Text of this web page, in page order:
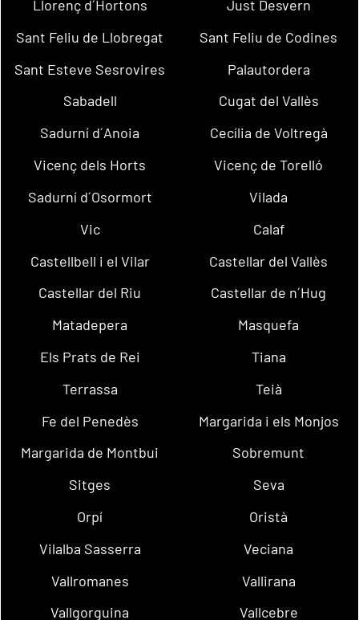
Llorenç d´Hortons
Just Desvern
Sant Feliu de Llobregat
Sant Feliu de Codines
Sant Esteve Sesrovires
Palautordera
Sabadell
Cugat del Vallès
Sadurní d´Anoia
Cecília de Voltregà
Vicenç dels Horts
Vicenç de Torelló
Sadurní d´Osormort
Vilada
Vic
Calaf
Castellbell i el Vilar
Castellar del Vallès
Castellar del Riu
Castellar de n´Hug
Matadepera
Masquefa
Els Prats de Rei
Tiana
Terrassa
Teià
Fe del Penedès
Margarida i els Monjos
Margarida de Montbui
Sobremunt
Sitges
Seva
Orpí
Oristà
Vilalba Sasserra
Veciana
Vallromanes
Vallirana
Vallgorguina
Vallcebre